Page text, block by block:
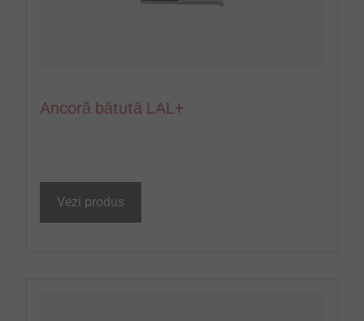
Ancoră bătută LAL+
Vezi produs